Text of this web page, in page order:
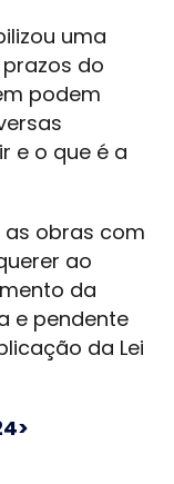
uma
do
podem
e o que é a
obras com
ao
da
e pendente
da Lei